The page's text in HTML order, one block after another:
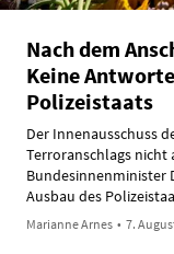
Nach dem
Keine
Polizeistaats
Der Innenausschuss
Terroranschlags nicht
Bundesinnenminister
Ausbau des
Marianne Arnes • 7.